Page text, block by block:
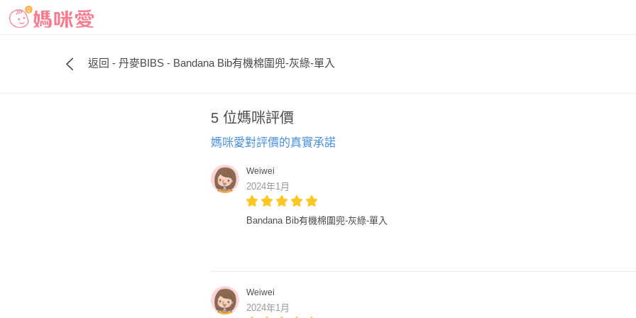
返回 - 丹麥BIBS - Bandana Bib有機棉圍兜-灰綠-單入
5 位媽咪評價
媽咪愛對評價的真實承諾
Weiwei
2024年1月
Bandana Bib有機棉圍兜-灰綠-單入
Weiwei
2024年1月